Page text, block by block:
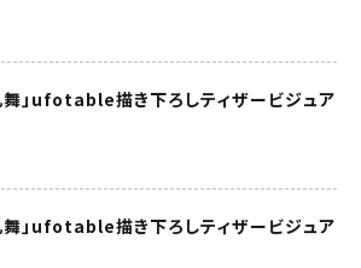
舞」ufotable描き下ろしティザービジュア
舞」ufotable描き下ろしティザービジュア